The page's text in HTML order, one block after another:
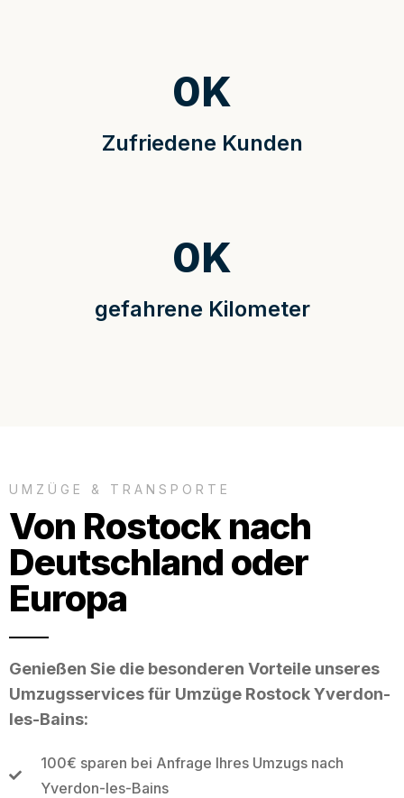
Zufriedene Kunden
0K
gefahrene Kilometer
0K
UMZÜGE & TRANSPORTE
Von Rostock nach
Deutschland oder
Europa
Genießen Sie die besonderen Vorteile unseres
Umzugsservices für Umzüge Rostock Yverdon-
les-Bains:
100€ sparen bei Anfrage Ihres Umzugs nach
Yverdon-les-Bains